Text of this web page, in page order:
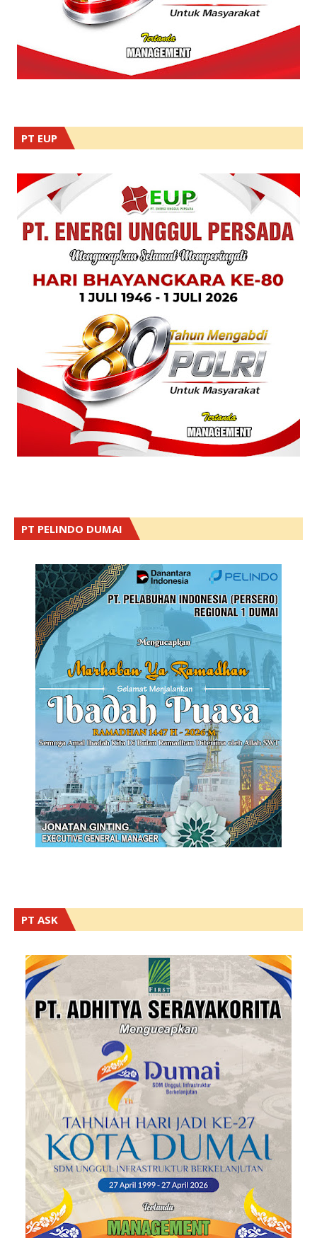
PT EUP
PT PELINDO DUMAI
PT ASK